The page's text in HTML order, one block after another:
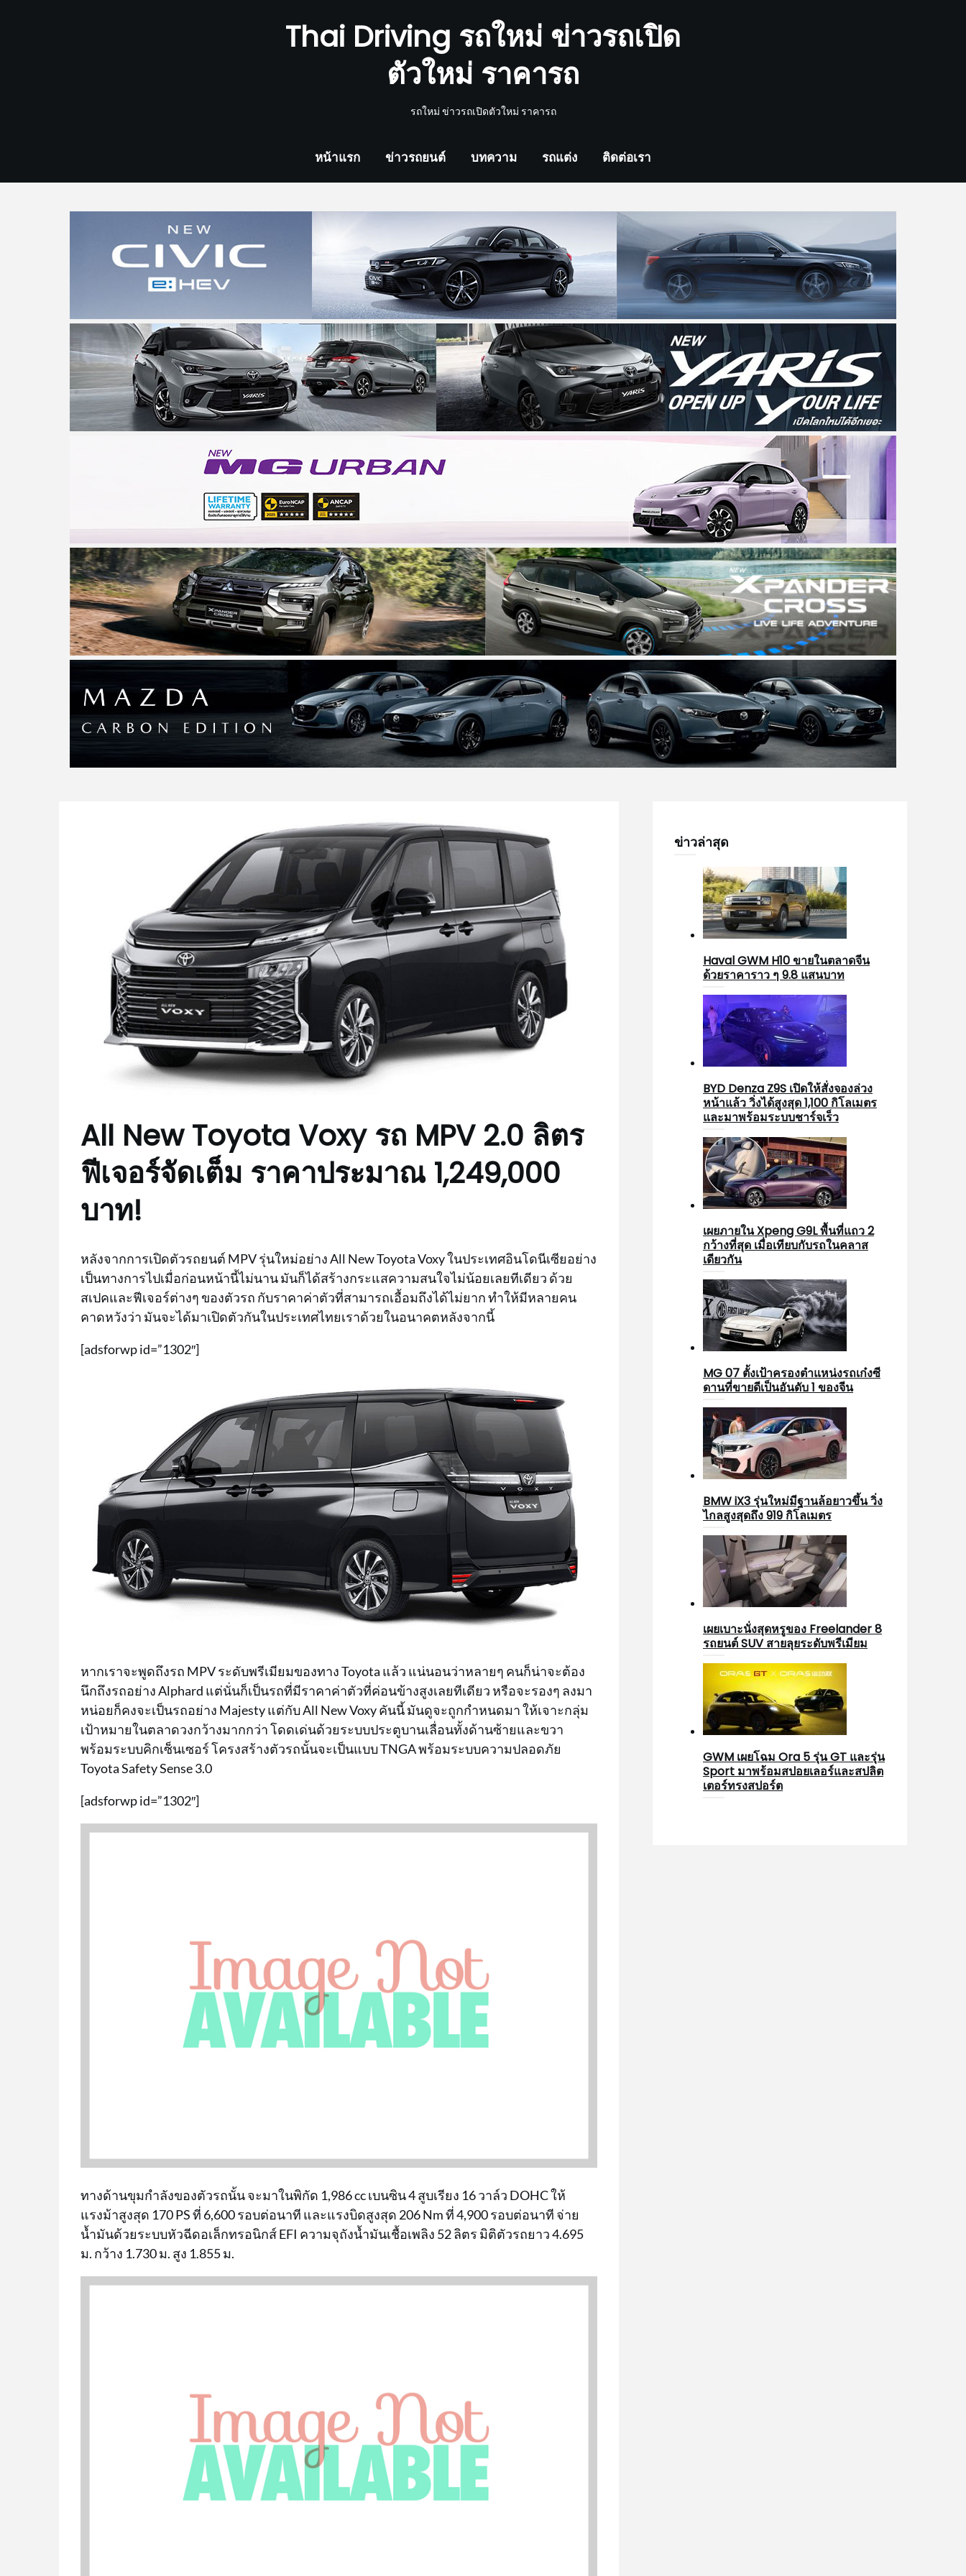
Thai Driving รถใหม่ ข่าวรถเปิด
ตัวใหม่ ราคารถ
รถใหม่ ข่าวรถเปิดตัวใหม่ ราคารถ
หน้าแรก ข่าวรถยนต์ บทความ รถแต่ง ติดต่อเรา
All New Toyota Voxy รถ MPV 2.0 ลิตร
ฟีเจอร์จัดเต็ม ราคาประมาณ 1,249,000
บาท!
หลังจากการเปิดตัวรถยนต์ MPV รุ่นใหม่อย่าง All New Toyota Voxy ในประเทศอินโดนีเซียอย่าง
เป็นทางการไปเมื่อก่อนหน้านี้ไม่นาน มันก็ได้สร้างกระแสความสนใจไม่น้อยเลยทีเดียว ด้วย
สเปคและฟีเจอร์ต่างๆ ของตัวรถ กับราคาค่าตัวที่สามารถเอื้อมถึงได้ไม่ยาก ทำให้มีหลายคน
คาดหวังว่า มันจะได้มาเปิดตัวกันในประเทศไทยเราด้วยในอนาคตหลังจากนี้
[adsforwp id=”1302″]
หากเราจะพูดถึงรถ MPV ระดับพรีเมียมของทาง Toyota แล้ว แน่นอนว่าหลายๆ คนก็น่าจะต้อง
นึกถึงรถอย่าง Alphard แต่นั่นก็เป็นรถที่มีราคาค่าตัวที่ค่อนข้างสูงเลยทีเดียว หรือจะรองๆ ลงมา
หน่อยก็คงจะเป็นรถอย่าง Majesty แต่กับ All New Voxy คันนี้ มันดูจะถูกกำหนดมา ให้เจาะกลุ่ม
เป้าหมายในตลาดวงกว้างมากกว่า โดดเด่นด้วยระบบประตูบานเลื่อนทั้งด้านซ้ายและขวา
พร้อมระบบคิกเซ็นเซอร์ โครงสร้างตัวรถนั้นจะเป็นแบบ TNGA พร้อมระบบความปลอดภัย
Toyota Safety Sense 3.0
[adsforwp id=”1302″]
ทางด้านขุมกำลังของตัวรถนั้น จะมาในพิกัด 1,986 cc เบนซิน 4 สูบเรียง 16 วาล์ว DOHC ให้
แรงม้าสูงสุด 170 PS ที่ 6,600 รอบต่อนาที และแรงบิดสูงสุด 206 Nm ที่ 4,900 รอบต่อนาที จ่าย
น้ำมันด้วยระบบหัวฉีดอเล็กทรอนิกส์ EFI ความจุถังน้ำมันเชื้อเพลิง 52 ลิตร มิติตัวรถยาว 4.695
ม. กว้าง 1.730 ม. สูง 1.855 ม.
ข่าวล่าสุด
Haval GWM H10 ขายในตลาดจีน
ด้วยราคาราว ๆ 9.8 แสนบาท
BYD Denza Z9S เปิดให้สั่งจองล่วง
หน้าแล้ว วิ่งได้สูงสุด 1,100 กิโลเมตร
และมาพร้อมระบบชาร์จเร็ว
เผยภายใน Xpeng G9L พื้นที่แถว 2
กว้างที่สุด เมื่อเทียบกับรถในคลาส
เดียวกัน
MG 07 ตั้งเป้าครองตำแหน่งรถเก๋งซี
ดานที่ขายดีเป็นอันดับ 1 ของจีน
BMW iX3 รุ่นใหม่มีฐานล้อยาวขึ้น วิ่ง
ไกลสูงสุดถึง 919 กิโลเมตร
เผยเบาะนั่งสุดหรูของ Freelander 8
รถยนต์ SUV สายลุยระดับพรีเมียม
GWM เผยโฉม Ora 5 รุ่น GT และรุ่น
Sport มาพร้อมสปอยเลอร์และสปลิต
เตอร์ทรงสปอร์ต